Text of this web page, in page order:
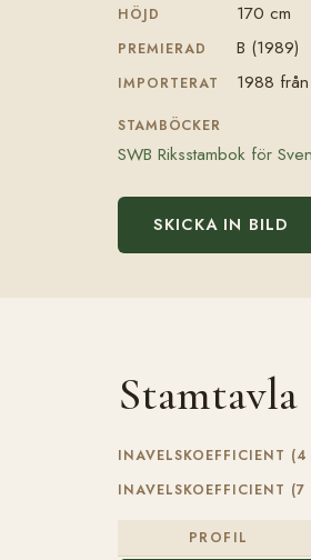
HÖJD 170 cm
PREMIERAD B (1989)
IMPORTERAT 1988
STAMBÖCKER
SWB Riksstambok för
SKICKA IN BILD
Stamtavla
INAVELSKOEFFICIENT
INAVELSKOEFFICIENT (7
PROFIL